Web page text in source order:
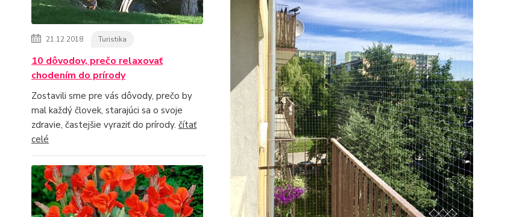
21.12.2018 Turistika
10 dôvodov, prečo relaxovať
chodením do prírody
Zostavili sme pre vás dôvody, prečo by
mal každý človek, starajúci sa o svoje
zdravie, častejšie vyraziť do prírody. čítať
celé